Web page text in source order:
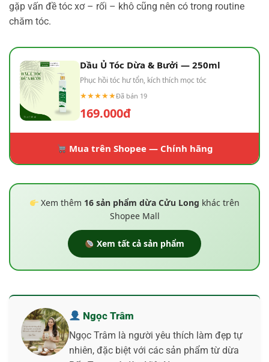
gặp vấn đề tóc xơ – rối – khô cũng nên có trong routine
chăm tóc.
Dầu Ủ Tóc Dừa & Bưởi — 250ml
Phục hồi tóc hư tổn, kích thích mọc tóc
★★★★★Đã bán 19
169.000đ
Mua trên Shopee — Chính hãng
Xem thêm 16 sản phẩm dừa Cửu Long khác trên
Shopee Mall
Xem tất cả sản phẩm
Ngọc Trâm
Ngọc Trâm là người yêu thích làm đẹp tự
nhiên, đặc biệt với các sản phẩm từ dừa